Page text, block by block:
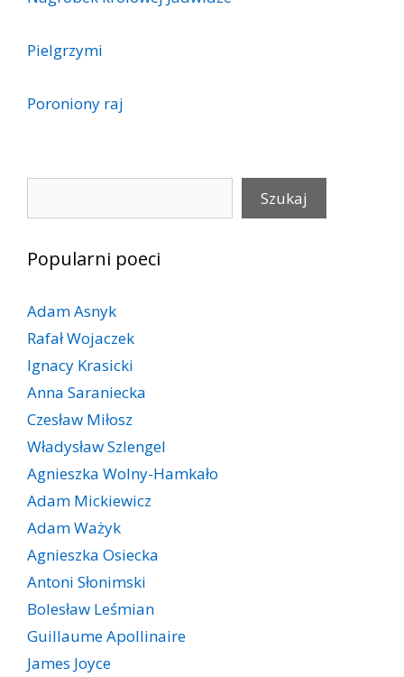
Pielgrzymi
Poroniony raj
Szukaj
Popularni poeci
Adam Asnyk
Rafał Wojaczek
Ignacy Krasicki
Anna Saraniecka
Czesław Miłosz
Władysław Szlengel
Agnieszka Wolny-Hamkało
Adam Mickiewicz
Adam Ważyk
Agnieszka Osiecka
Antoni Słonimski
Bolesław Leśmian
Guillaume Apollinaire
James Joyce